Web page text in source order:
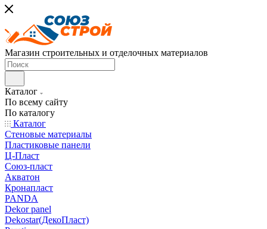
Магазин строительных и отделочных материалов
Каталог
По всему сайту
По каталогу
Каталог
Стеновые материалы
Пластиковые панели
Ц-Пласт
Союз-пласт
Акватон
Кронапласт
PANDA
Dekor panel
Dekostar(ДекоПласт)